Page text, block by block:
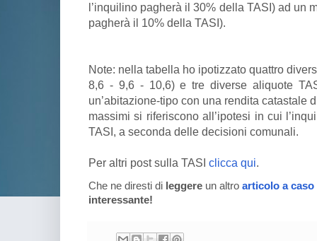
l’inquilino pagherà il 30% della TASI) ad un
pagherà il 10% della TASI).
Note: nella tabella ho ipotizzato quattro
8,6 - 9,6 - 10,6) e tre diverse aliquote
un’abitazione-tipo con una rendita catastale
massimi si riferiscono all’ipotesi in cui
TASI, a seconda delle decisioni comunali.
Per altri post sulla TASI clicca qui.
Che ne diresti di leggere un altro articolo a caso
interessante!